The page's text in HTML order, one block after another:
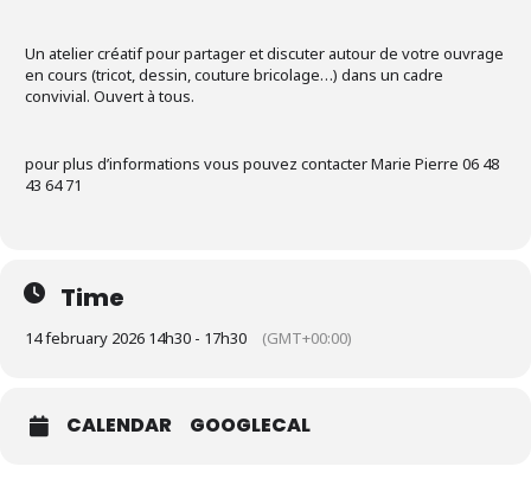
Un atelier créatif pour partager et discuter autour de votre ouvrage
en cours (tricot, dessin, couture bricolage…) dans un cadre
convivial. Ouvert à tous.
pour plus d’informations vous pouvez contacter Marie Pierre 06 48
43 64 71
Time
14 february 2026 14h30 - 17h30 (GMT+00:00)
CALENDAR GOOGLECAL